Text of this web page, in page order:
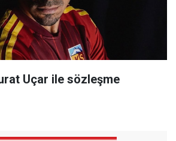
Uçar ile sözleşme